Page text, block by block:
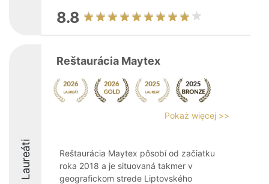
8.8
Laureáti
Reštaurácia Maytex
Pokaż więcej >>
Reštaurácia Maytex pôsobí od začiatku
roka 2018 a je situovaná takmer v
geografickom strede Liptovského